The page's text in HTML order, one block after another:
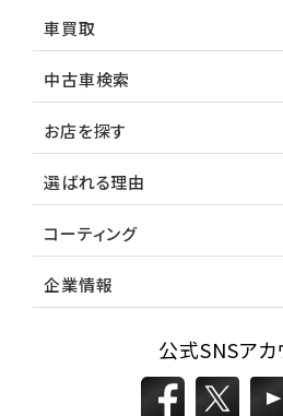
車買取
中古車検索
お店を探す
選ばれる理由
コーティング
企業情報
公式SNSアカ